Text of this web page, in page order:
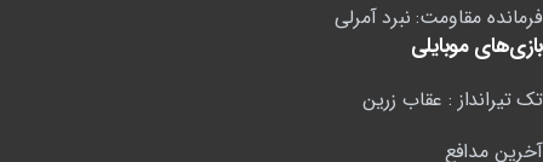
فرمانده مقاومت: نبرد آمرلی
بازی‌های موبایلی
تک تیرانداز : عقاب زرین
آخرین مدافع